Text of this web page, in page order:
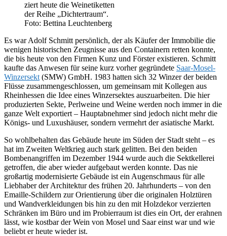
ziert heute die Weinetiketten
der Reihe „Dichtertraum“.
Foto: Bettina Leuchtenberg
Es war Adolf Schmitt persönlich, der als Käufer der Immobilie die
wenigen historischen Zeugnisse aus den Containern retten konnte,
die bis heute von den Firmen Kunz und Förster existieren. Schmitt
kaufte das Anwesen für seine kurz vorher gegründete Saar-Mosel-
Winzersekt (SMW) GmbH. 1983 hatten sich 32 Winzer der beiden
Flüsse zusammengeschlossen, um gemeinsam mit Kollegen aus
Rheinhessen die Idee eines Winzersektes auszuarbeiten. Die hier
produzierten Sekte, Perlweine und Weine werden noch immer in die
ganze Welt exportiert – Hauptabnehmer sind jedoch nicht mehr die
Königs- und Luxushäuser, sondern vermehrt der asiatische Markt.
So wohlbehalten das Gebäude heute im Süden der Stadt steht – es
hat im Zweiten Weltkrieg auch stark gelitten. Bei den beiden
Bombenangriffen im Dezember 1944 wurde auch die Sektkellerei
getroffen, die aber wieder aufgebaut werden konnte. Das nie
großartig modernisierte Gebäude ist ein Augenschmaus für alle
Liebhaber der Architektur des frühen 20. Jahrhunderts – von den
Emaille-Schildern zur Orientierung über die originalen Holztüren
und Wandverkleidungen bis hin zu den mit Holzdekor verzierten
Schränken im Büro und im Probierraum ist dies ein Ort, der erahnen
lässt, wie kostbar der Wein von Mosel und Saar einst war und wie
beliebt er heute wieder ist.